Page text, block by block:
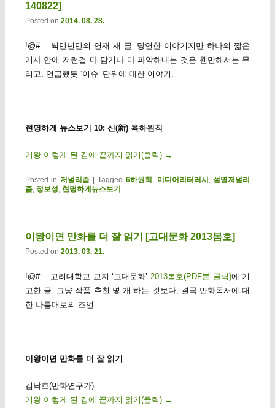
140822]
Posted on 2014. 08. 28.
!@#… 붹만년만의 연재 새 글. 당연한 이야기지만 하나의 짧은
기사 안에 저런걸 다 담거나 다 파악해내는 것은 웬만해서는 무
리고, 언급했듯 ‘이슈’ 단위에 대한 이야기.
현명하게 뉴스보기 10: 신(新) 육하원칙
기왕 이렇게 된 김에 끝까지 읽기(클릭) →
Posted in 저널리즘 | Tagged 6하원칙 미디어리터러시 ,설명저널리
즘, 정보성 현명하게뉴스보기
이왕이면 만화를 더 잘 읽기 [고대문화 2013봄호]
Posted on 2013. 03. 21.
!@#… 고려대학교 교지 ‘고대문화’ 2013봄호(PDF본 클릭)에 기
고한 글. 그냥 작품 추천 몇 개 하는 것보다, 결국 만화독서에 대
한 나름대로의 조언.
이왕이면 만화를 더 잘 읽기
김낙호(만화연구가)
기왕 이렇게 된 김에 끝까지 읽기(클릭) →